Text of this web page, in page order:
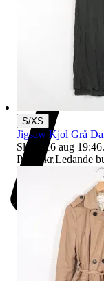
S/XS
Jigsaw Kjol Grå
Sluttid
16 aug 19:46.
Pris:
1 kr,Ledande